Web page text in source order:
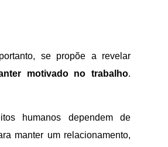
se propõe a revelar
motivado no trabalho.
humanos dependem de
manter um relacionamento,